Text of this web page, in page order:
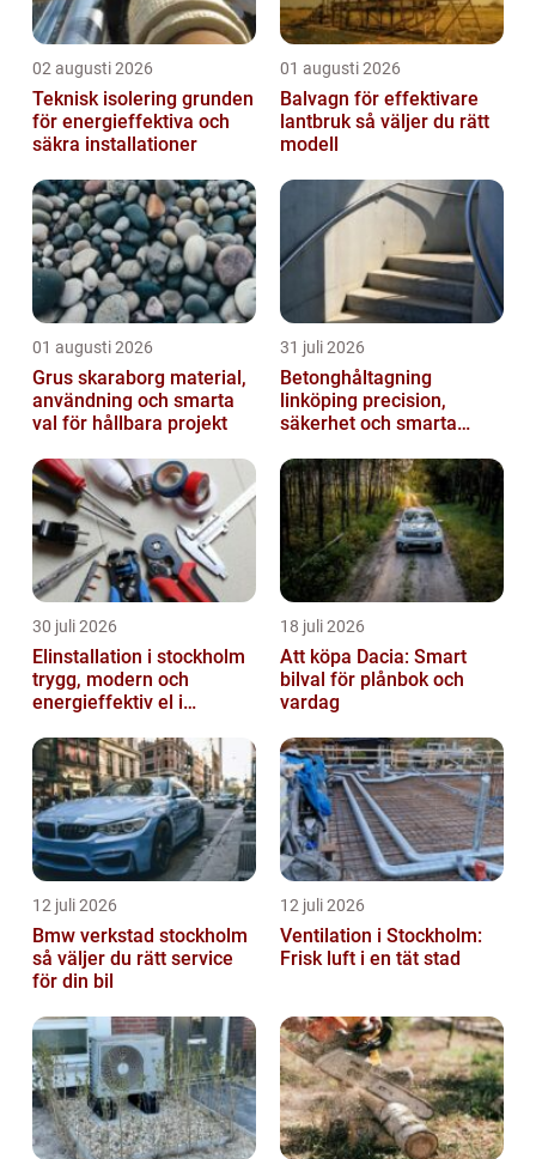
02 augusti 2026
Teknisk isolering grunden
för energieffektiva och
säkra installationer
01 augusti 2026
Balvagn för effektivare
lantbruk så väljer du rätt
modell
01 augusti 2026
Grus skaraborg material,
användning och smarta
val för hållbara projekt
31 juli 2026
Betonghåltagning
linköping precision,
säkerhet och smarta
30 juli 2026
Elinstallation i stockholm
trygg, modern och
energieffektiv el i
18 juli 2026
Att köpa Dacia: Smart
bilval för plånbok och
vardag
12 juli 2026
Bmw verkstad stockholm
så väljer du rätt service
för din bil
12 juli 2026
Ventilation i Stockholm:
Frisk luft i en tät stad